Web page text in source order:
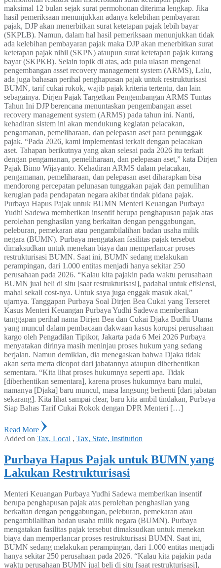
maksimal 12 bulan sejak surat permohonan diterima lengkap. Jika
hasil pemeriksaan menunjukkan adanya kelebihan pembayaran
pajak, DJP akan menerbitkan surat ketetapan pajak lebih bayar
(SKPLB). Namun, dalam hal hasil pemeriksaan menunjukkan tidak
ada kelebihan pembayaran pajak maka DJP akan menerbitkan surat
ketetapan pajak nihil (SKPN) ataupun surat ketetapan pajak kurang
bayar (SKPKB). Selain topik di atas, ada pula ulasan mengenai
pengembangan asset recovery management system (ARMS), Lalu,
ada juga bahasan perihal penghapusan pajak untuk restrukturisasi
BUMN, tarif cukai rokok, wajib pajak kriteria tertentu, dan lain
sebagainya. Dirjen Pajak Targetkan Pengembangan ARMS Tuntas
Tahun Ini DJP berencana menuntaskan pengembangan asset
recovery management system (ARMS) pada tahun ini. Nanti,
kehadiran sistem ini akan mendukung kegiatan pelacakan,
pengamanan, pemeliharaan, dan pelepasan aset para penunggak
pajak. “Pada 2026, kami implementasi terkait dengan pelacakan
aset. Tahapan berikutnya yang akan selesai pada 2026 itu terkait
dengan pengamanan, pemeliharaan, dan pelepasan aset,” kata Dirjen
Pajak Bimo Wijayanto. Kehadiran ARMS dalam pelacakan,
pengamanan, pemeliharaan, dan pelepasan aset diharapkan bisa
mendorong percepatan pelunasan tunggakan pajak dan pemulihan
kerugian pada pendapatan negara akibat tindak pidana pajak.
Purbaya Hapus Pajak untuk BUMN Menteri Keuangan Purbaya
Yudhi Sadewa memberikan insentif berupa penghapusan pajak atas
perolehan penghasilan yang berkaitan dengan penggabungan,
peleburan, pemekaran atau pengambilalihan badan usaha milik
negara (BUMN). Purbaya mengatakan fasilitas pajak tersebut
dimaksudkan untuk menekan biaya dan memperlancar proses
restrukturisasi BUMN. Saat ini, BUMN sedang melakukan
perampingan, dari 1.000 entitas menjadi hanya sekitar 250
perusahaan pada 2026. “Kalau kita pajakin pada waktu perusahaan
BUMN jual beli di situ [saat restrukturisasi], padahal untuk efisiensi,
mahal sekali cost-nya. Untuk saya juga enggak masuk akal,”
ujarnya. Tanggapan Purbaya Soal Dirjen Bea Cukai yang Terseret
Kasus Menteri Keuangan Purbaya Yudhi Sadewa memberikan
tanggapan perihal nama Dirjen Bea dan Cukai Djaka Budhi Utama
yang muncul dalam pembacaan dakwaan kasus korupsi perusahaan
kargo oleh Pengadilan Tipikor, Jakarta pada 6 Mei 2026 Purbaya
menyatakan dirinya masih meninjau proses hukum yang sedang
berjalan. Namun demikian, dia menegaskan bahwa Djaka tidak
akan serta merta dicopot dari jabatannya ataupun diberhentikan
sementara. “Kita lihat proses hukumnya seperti apa. Tidak
[diberhentikan sementara], karena proses hukumnya baru mulai,
namanya [Djaka] baru muncul, masa langsung berhenti [dari jabatan
sekarang]. Kita lihat sampai clear, baru kita ambil tindakan, Purbaya
Siap Bahas Tarif Cukai Rokok dengan DPR Menteri […]
Read More
Added on Tax, Local , Tax, State, Institution
Purbaya Hapus Pajak untuk BUMN yang
Lakukan Restrukturisasi
Menteri Keuangan Purbaya Yudhi Sadewa memberikan insentif
berupa penghapusan pajak atas perolehan penghasilan yang
berkaitan dengan penggabungan, peleburan, pemekaran atau
pengambilalihan badan usaha milik negara (BUMN). Purbaya
mengatakan fasilitas pajak tersebut dimaksudkan untuk menekan
biaya dan memperlancar proses restrukturisasi BUMN. Saat ini,
BUMN sedang melakukan perampingan, dari 1.000 entitas menjadi
hanya sekitar 250 perusahaan pada 2026. “Kalau kita pajakin pada
waktu perusahaan BUMN jual beli di situ [saat restrukturisasi],